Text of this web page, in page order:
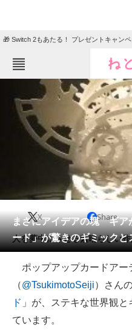
🎁 Switch 2もあたる！ プレゼントキャンペ
ねとらぼメニュー
TOP
エンタメ
会員記事
メディア
注目記事を集めた総合ページ
ITの今と未来を見通す
スマホと通信の最新トレンド
まさにアイデアの塊 ギア
ード」が驚きのギミックと
X Share
人を夢中にさせる素晴らしい
ポップアップカードアー
（@TsukimotoSeiji）さん
ド 」が、ステキな世界観
ています。